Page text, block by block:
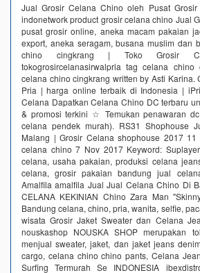
Jual Grosir Celana Chino oleh Pusat Grosir
indonetwork product grosir celana chino Jual
pusat grosir online, aneka macam pakaian
export, aneka seragam, busana muslim dan
chino cingkrang | Toko Grosir
tokogrosircelanasirwalpria tag celana chino
celana chino cingkrang written by Asti Karina.
Pria | harga online terbaik di Indonesia |
Celana Dapatkan Celana Chino DC terbaru
& promosi terkini ☆ Temukan penawaran
celana pendek murah). RS31 Shophouse
Malang | Grosir Celana shophouse 2017
celana chino 7 Nov 2017 Keyword:
celana, usaha pakaian, produksi celana
celana, grosir pakaian bandung jual
Amalfila amalfila Jual Jual Celana Chino Di
CELANA KEKINIAN Chino Zara Man
Bandung celana, chino, pria, wanita, selfie,
wisata Grosir Jaket Sweater dan Celana
nouskashop NOUSKA SHOP merupakan
menjual sweater, jaket, dan jaket jeans
cargo, celana chino chino pants, Celana
Surfing Termurah Se INDONESIA